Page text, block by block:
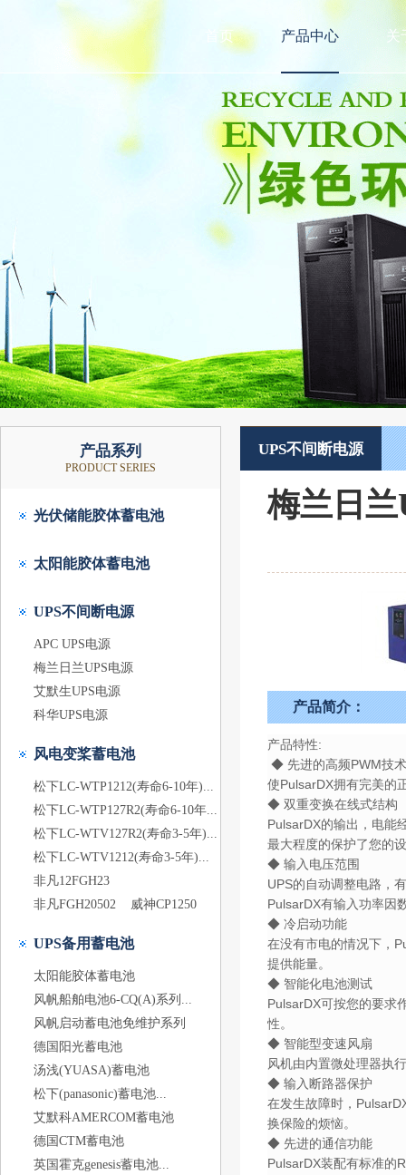
首页 产品中心
产品系列
PRODUCT SERIES
光伏储能胶体蓄电池
太阳能胶体蓄电池
UPS不间断电源
APC UPS电源
梅兰日兰UPS电源
艾默生UPS电源
科华UPS电源
风电变桨蓄电池
松下LC-WTP1212(寿命6-10年)...
松下LC-WTP127R2(寿命6-10年...
松下LC-WTV127R2(寿命3-5年)...
松下LC-WTV1212(寿命3-5年)...
非凡12FGH23
非凡FGH20502
威神CP1250
UPS备用蓄电池
太阳能胶体蓄电池
风帆船舶电池6-CQ(A)系列...
风帆启动蓄电池免维护系列
德国阳光蓄电池
汤浅(YUASA)蓄电池
松下(panasonic)蓄电池...
艾默科AMERCOM蓄电池
德国CTM蓄电池
英国霍克genesis蓄电池...
UPS不间断电源
梅兰日兰
产品简介：
产品特性:
◆ 先进的高频PWM技术
使PulsarDX拥有完美的
◆ 双重变换在线式结构
PulsarDX的输出，电能
最大程度的保护了您的
◆ 输入电压范围
UPS的自动调整电路，
PulsarDX有输入功率因
◆ 冷启动功能
在没有市电的情况下，
提供能量。
◆ 智能化电池测试
PulsarDX可按您的要求
性。
◆ 智能型变速风扇
风机由内置微处理器执
◆ 输入断路器保护
在发生故障时，
换保险的烦恼。
◆ 先进的通信功能
PulsarDX装配有标准的